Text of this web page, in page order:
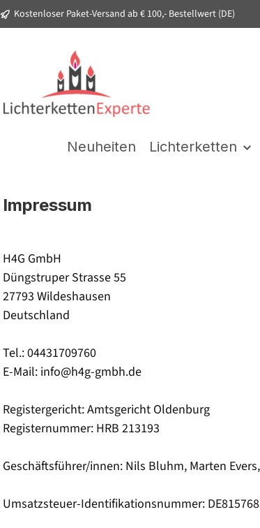
Zur Hauptnavigation springen
Kostenloser Paket-Versand ab € 100,- Bestellwert (DE)
Neuheiten Lichterketten
Impressum
H4G GmbH
Düngstruper Strasse 55
27793 Wildeshausen
Deutschland
Tel.: 04431709760
E-Mail: info@h4g-gmbh.de
Registergericht: Amtsgericht Oldenburg
Registernummer: HRB 213193
Geschäftsführer/innen: Nils Bluhm, Marten
Umsatzsteuer-Identifikationsnummer: